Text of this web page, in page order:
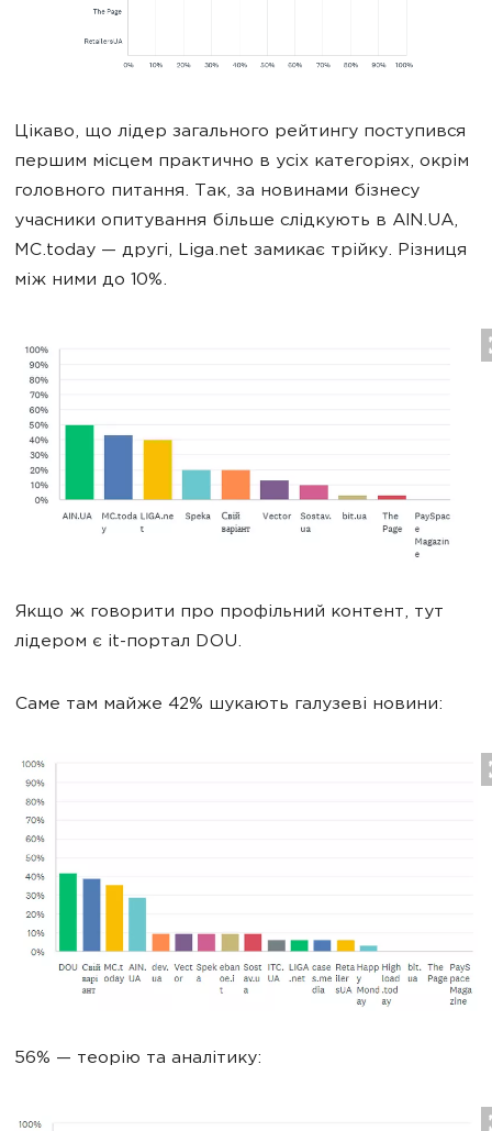
Цікаво, що лідер загального рейтингу поступився
першим місцем практично в усіх категоріях, окрім
головного питання. Так, за новинами бізнесу
учасники опитування більше слідкують в AIN.UA,
MC.today — другі, Liga.net замикає трійку. Різниця
між ними до 10%.
Якщо ж говорити про профільний контент, тут
лідером є it-портал DOU.
Саме там майже 42% шукають галузеві новини:
56% — теорію та аналітику: